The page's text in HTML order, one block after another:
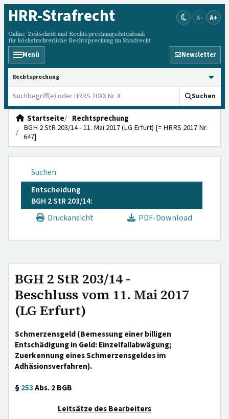
HRR-Strafrecht
Online-Zeitschrift und Rechtsprechungsdatenbank
für höchstrichterliche Rechtsprechung im Strafrecht
A- A+
Menü Newsletter
HRRS durchsuchen
Suchen
Startseite
Rechtsprechung
BGH 2 StR 203/14 - 11. Mai 2017 (LG Erfurt) [= HRRS 2017 Nr.
647]
Suchen
Entscheidung
BGH 2 StR 203/14:
Druckansicht
PDF-Download
BGH 2 StR 203/14 -
Beschluss vom 11. Mai 2017
(LG Erfurt)
Schmerzensgeld (Bemessung einer billigen
Entschädigung in Geld: Einzelfallabwägung;
Zuerkennung eines Schmerzensgeldes im
Adhäsionsverfahren).
§253Abs. 2 BGB
Leitsätze des Bearbeiters